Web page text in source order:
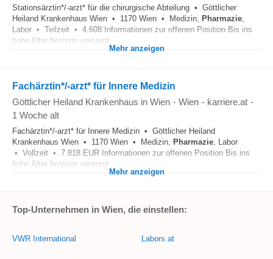
Stationsärztin*/-arzt* für die chirurgische Abteilung • Göttlicher
Heiland Krankenhaus Wien • 1170 Wien • Medizin, Pharmazie,
Labor • Teilzeit • 4.608 Informationen zur offenen Position Bis ins
hohe Alter bestens versorgt...
Mehr anzeigen
Fachärztin*/-arzt* für Innere Medizin
Göttlicher Heiland Krankenhaus in Wien - Wien - karriere.at -
1 Woche alt
Fachärztin*/-arzt* für Innere Medizin • Göttlicher Heiland
Krankenhaus Wien • 1170 Wien • Medizin, Pharmazie, Labor
• Vollzeit • 7.818 EUR Informationen zur offenen Position Bis ins
hohe Alter bestens versorgt...
Mehr anzeigen
Top-Unternehmen in Wien, die einstellen:
VWR International Labors.at